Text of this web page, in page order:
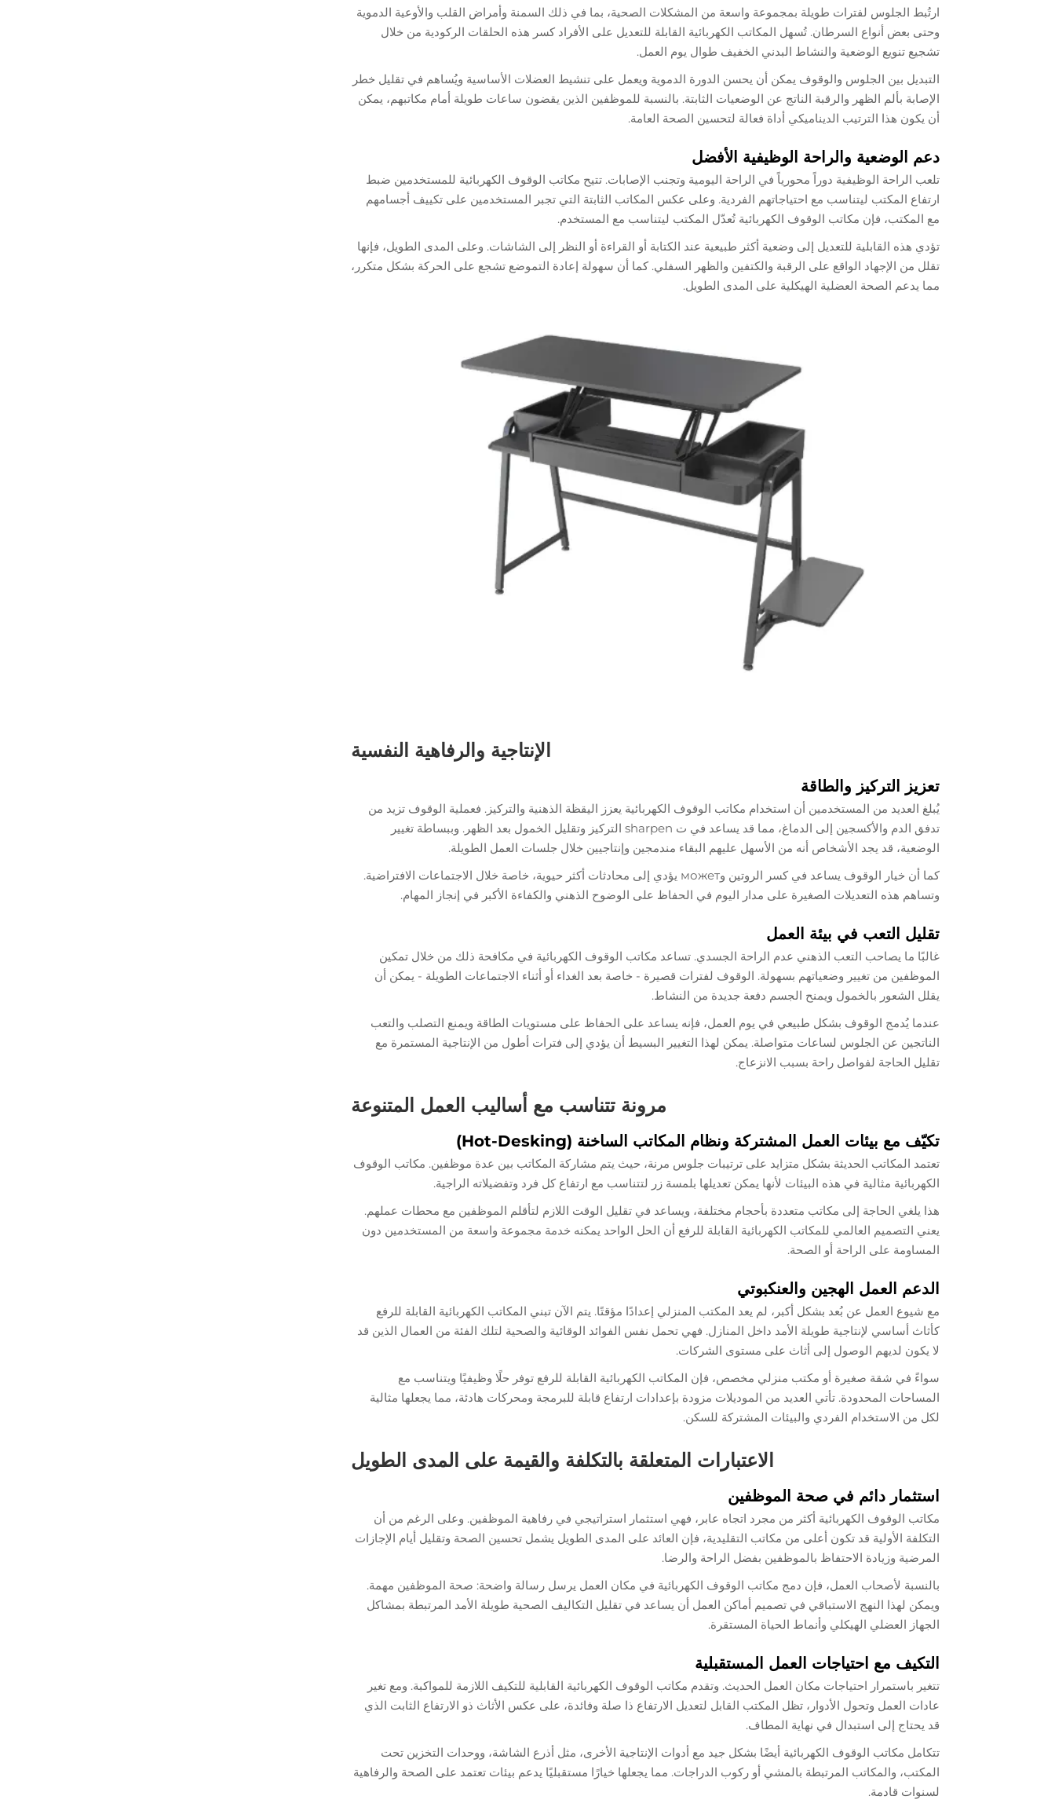
ارتُبط الجلوس لفترات طويلة بمجموعة واسعة من المشكلات الصحية، بما في ذلك السمنة وأمراض القلب والأوعية الدموية
وحتى بعض أنواع السرطان. تُسهل المكاتب الكهربائية القابلة للتعديل على الأفراد كسر هذه الحلقات الركودية من خلال
تشجيع تنويع الوضعية والنشاط البدني الخفيف طوال يوم العمل.
التبديل بين الجلوس والوقوف يمكن أن يحسن الدورة الدموية ويعمل على تنشيط العضلات الأساسية ويُساهم في تقليل خطر
الإصابة بألم الظهر والرقبة الناتج عن الوضعيات الثابتة. بالنسبة للموظفين الذين يقضون ساعات طويلة أمام مكاتبهم، يمكن
أن يكون هذا الترتيب الديناميكي أداة فعالة لتحسين الصحة العامة.
دعم الوضعية والراحة الوظيفية الأفضل
تلعب الراحة الوظيفية دوراً محورياً في الراحة اليومية وتجنب الإصابات. تتيح مكاتب الوقوف الكهربائية للمستخدمين ضبط
ارتفاع المكتب ليتناسب مع احتياجاتهم الفردية. وعلى عكس المكاتب الثابتة التي تجبر المستخدمين على تكييف أجسامهم
مع المكتب، فإن مكاتب الوقوف الكهربائية تُعدّل المكتب ليتناسب مع المستخدم.
تؤدي هذه القابلية للتعديل إلى وضعية أكثر طبيعية عند الكتابة أو القراءة أو النظر إلى الشاشات. وعلى المدى الطويل، فإنها
تقلل من الإجهاد الواقع على الرقبة والكتفين والظهر السفلي. كما أن سهولة إعادة التموضع تشجع على الحركة بشكل متكرر،
مما يدعم الصحة العضلية الهيكلية على المدى الطويل.
الإنتاجية والرفاهية النفسية
تعزيز التركيز والطاقة
يُبلغ العديد من المستخدمين أن استخدام مكاتب الوقوف الكهربائية يعزز اليقظة الذهنية والتركيز. فعملية الوقوف تزيد من
تدفق الدم والأكسجين إلى الدماغ، مما قد يساعد في ت sharpen التركيز وتقليل الخمول بعد الظهر. وببساطة تغيير
الوضعية، قد يجد الأشخاص أنه من الأسهل عليهم البقاء مندمجين وإنتاجيين خلال جلسات العمل الطويلة.
كما أن خيار الوقوف يساعد في كسر الروتين وможет يؤدي إلى محادثات أكثر حيوية، خاصة خلال الاجتماعات الافتراضية.
وتساهم هذه التعديلات الصغيرة على مدار اليوم في الحفاظ على الوضوح الذهني والكفاءة الأكبر في إنجاز المهام.
تقليل التعب في بيئة العمل
غالبًا ما يصاحب التعب الذهني عدم الراحة الجسدي. تساعد مكاتب الوقوف الكهربائية في مكافحة ذلك من خلال تمكين
الموظفين من تغيير وضعياتهم بسهولة. الوقوف لفترات قصيرة - خاصة بعد الغداء أو أثناء الاجتماعات الطويلة - يمكن أن
يقلل الشعور بالخمول ويمنح الجسم دفعة جديدة من النشاط.
عندما يُدمج الوقوف بشكل طبيعي في يوم العمل، فإنه يساعد على الحفاظ على مستويات الطاقة ويمنع التصلب والتعب
الناتجين عن الجلوس لساعات متواصلة. يمكن لهذا التغيير البسيط أن يؤدي إلى فترات أطول من الإنتاجية المستمرة مع
تقليل الحاجة لفواصل راحة بسبب الانزعاج.
مرونة تتناسب مع أساليب العمل المتنوعة
تكيّف مع بيئات العمل المشتركة ونظام المكاتب الساخنة (Hot-Desking)
تعتمد المكاتب الحديثة بشكل متزايد على ترتيبات جلوس مرنة، حيث يتم مشاركة المكاتب بين عدة موظفين. مكاتب الوقوف
الكهربائية مثالية في هذه البيئات لأنها يمكن تعديلها بلمسة زر لتتناسب مع ارتفاع كل فرد وتفضيلاته الراجية.
هذا يلغي الحاجة إلى مكاتب متعددة بأحجام مختلفة، ويساعد في تقليل الوقت اللازم لتأقلم الموظفين مع محطات عملهم.
يعني التصميم العالمي للمكاتب الكهربائية القابلة للرفع أن الحل الواحد يمكنه خدمة مجموعة واسعة من المستخدمين دون
المساومة على الراحة أو الصحة.
الدعم العمل الهجين والعنكبوتي
مع شيوع العمل عن بُعد بشكل أكبر، لم يعد المكتب المنزلي إعدادًا مؤقتًا. يتم الآن تبني المكاتب الكهربائية القابلة للرفع
كأثاث أساسي لإنتاجية طويلة الأمد داخل المنازل. فهي تحمل نفس الفوائد الوقائية والصحية لتلك الفئة من العمال الذين قد
لا يكون لديهم الوصول إلى أثاث على مستوى الشركات.
سواءً في شقة صغيرة أو مكتب منزلي مخصص، فإن المكاتب الكهربائية القابلة للرفع توفر حلًا وظيفيًا ويتناسب مع
المساحات المحدودة. تأتي العديد من الموديلات مزودة بإعدادات ارتفاع قابلة للبرمجة ومحركات هادئة، مما يجعلها مثالية
لكل من الاستخدام الفردي والبيئات المشتركة للسكن.
الاعتبارات المتعلقة بالتكلفة والقيمة على المدى الطويل
استثمار دائم في صحة الموظفين
مكاتب الوقوف الكهربائية أكثر من مجرد اتجاه عابر، فهي استثمار استراتيجي في رفاهية الموظفين. وعلى الرغم من أن
التكلفة الأولية قد تكون أعلى من مكاتب التقليدية، فإن العائد على المدى الطويل يشمل تحسين الصحة وتقليل أيام الإجازات
المرضية وزيادة الاحتفاظ بالموظفين بفضل الراحة والرضا.
بالنسبة لأصحاب العمل، فإن دمج مكاتب الوقوف الكهربائية في مكان العمل يرسل رسالة واضحة: صحة الموظفين مهمة.
ويمكن لهذا النهج الاستباقي في تصميم أماكن العمل أن يساعد في تقليل التكاليف الصحية طويلة الأمد المرتبطة بمشاكل
الجهاز العضلي الهيكلي وأنماط الحياة المستقرة.
التكيف مع احتياجات العمل المستقبلية
تتغير باستمرار احتياجات مكان العمل الحديث. وتقدم مكاتب الوقوف الكهربائية القابلية للتكيف اللازمة للمواكبة. ومع تغير
عادات العمل وتحول الأدوار، تظل المكتب القابل لتعديل الارتفاع ذا صلة وفائدة، على عكس الأثاث ذو الارتفاع الثابت الذي
قد يحتاج إلى استبدال في نهاية المطاف.
تتكامل مكاتب الوقوف الكهربائية أيضًا بشكل جيد مع أدوات الإنتاجية الأخرى، مثل أذرع الشاشة، ووحدات التخزين تحت
المكتب، والمكاتب المرتبطة بالمشي أو ركوب الدراجات. مما يجعلها خيارًا مستقبليًا يدعم بيئات تعتمد على الصحة والرفاهية
لسنوات قادمة.